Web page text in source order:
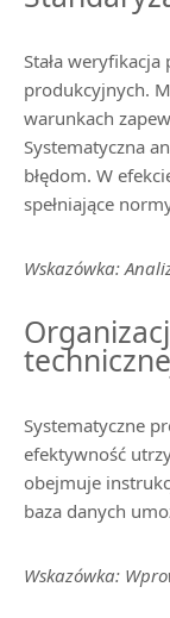
Stała
produkcyjnych.
warunkach
Systematyczna
błędom. W
spełniające
Wskazówka:
Systematyczne
efektywność
obejmuje
baza danych
Wskazówka: